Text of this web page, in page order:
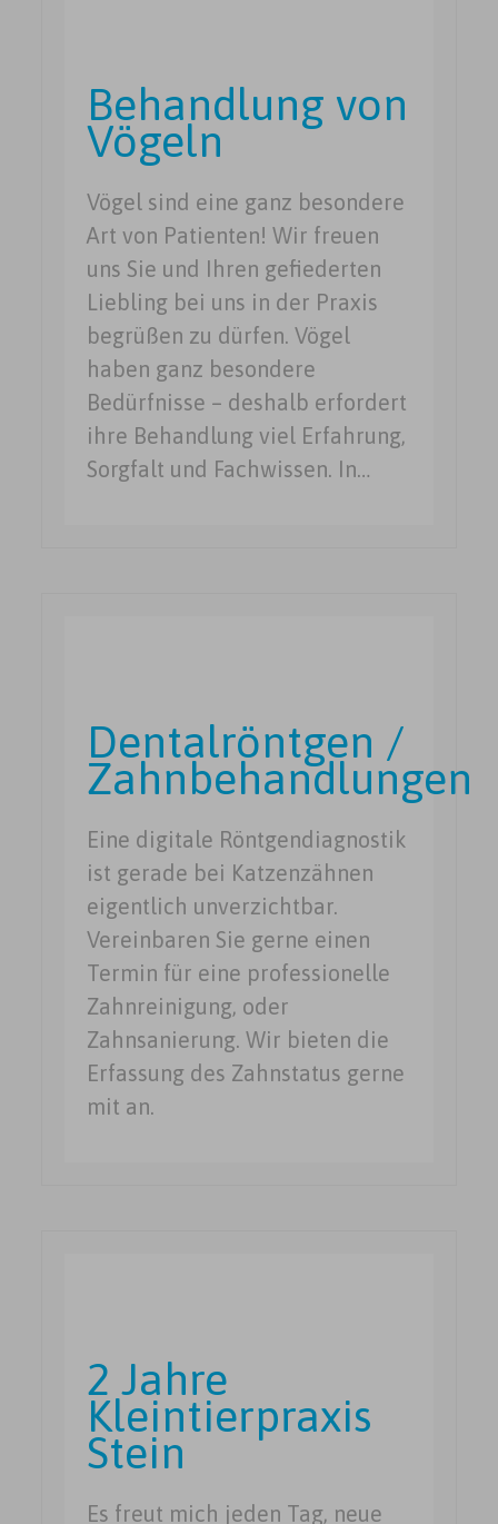
Behandlung von
Vögeln
Vögel sind eine ganz besondere
Art von Patienten! Wir freuen
uns Sie und Ihren gefiederten
Liebling bei uns in der Praxis
begrüßen zu dürfen. Vögel
haben ganz besondere
Bedürfnisse – deshalb erfordert
ihre Behandlung viel Erfahrung,
Sorgfalt und Fachwissen. In…
Dentalröntgen /
Zahnbehandlungen
Eine digitale Röntgendiagnostik
ist gerade bei Katzenzähnen
eigentlich unverzichtbar.
Vereinbaren Sie gerne einen
Termin für eine professionelle
Zahnreinigung, oder
Zahnsanierung. Wir bieten die
Erfassung des Zahnstatus gerne
mit an.
2 Jahre
Kleintierpraxis
Stein
Es freut mich jeden Tag, neue